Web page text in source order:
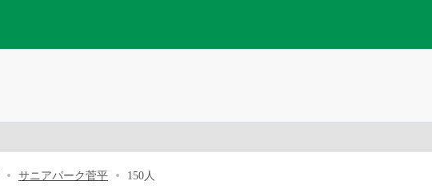
サニアパーク菅平 150人